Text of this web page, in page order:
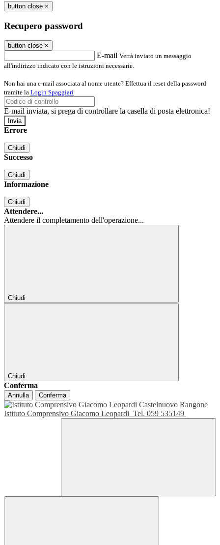
button close ×
Recupero password
button close ×
E-mail Verrà inviato un messaggio
all'indirizzo indicato con le istruzioni necessarie.
Non hai una e-mail associata al nome utente? Effettua il reset della password
tramite la Login Spaggiari
E-mail inviata, si prega di controllare la casella di posta elettronica!
Errore
Chiudi
Successo
Chiudi
Informazione
Chiudi
Attendere...
Attendere il completamento dell'operazione...
Chiudi
Chiudi
Conferma
Annulla Conferma
Istituto Comprensivo Giacomo Leopardi Tel. 059 535149